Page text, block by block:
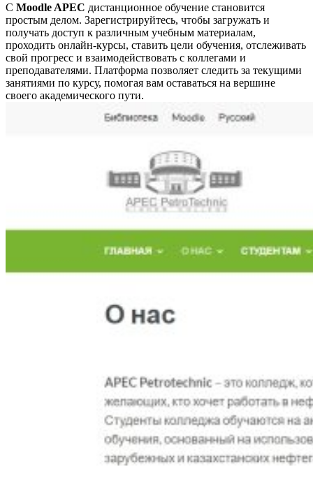
С Moodle APEC дистанционное обучение становится
простым делом. Зарегистрируйтесь, чтобы загружать и
получать доступ к различным учебным материалам,
проходить онлайн-курсы, ставить цели обучения, отслеживать
свой прогресс и взаимодействовать с коллегами и
преподавателями. Платформа позволяет следить за текущими
занятиями по курсу, помогая вам оставаться на вершине
своего академического пути.